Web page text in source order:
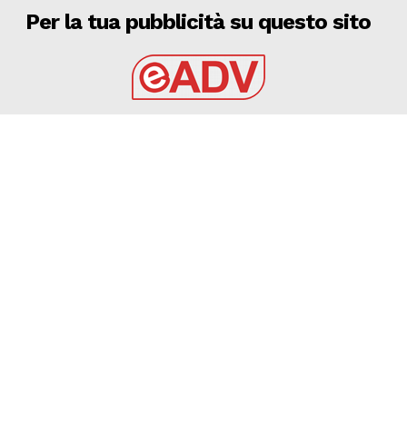
Per la tua pubblicità su questo sito